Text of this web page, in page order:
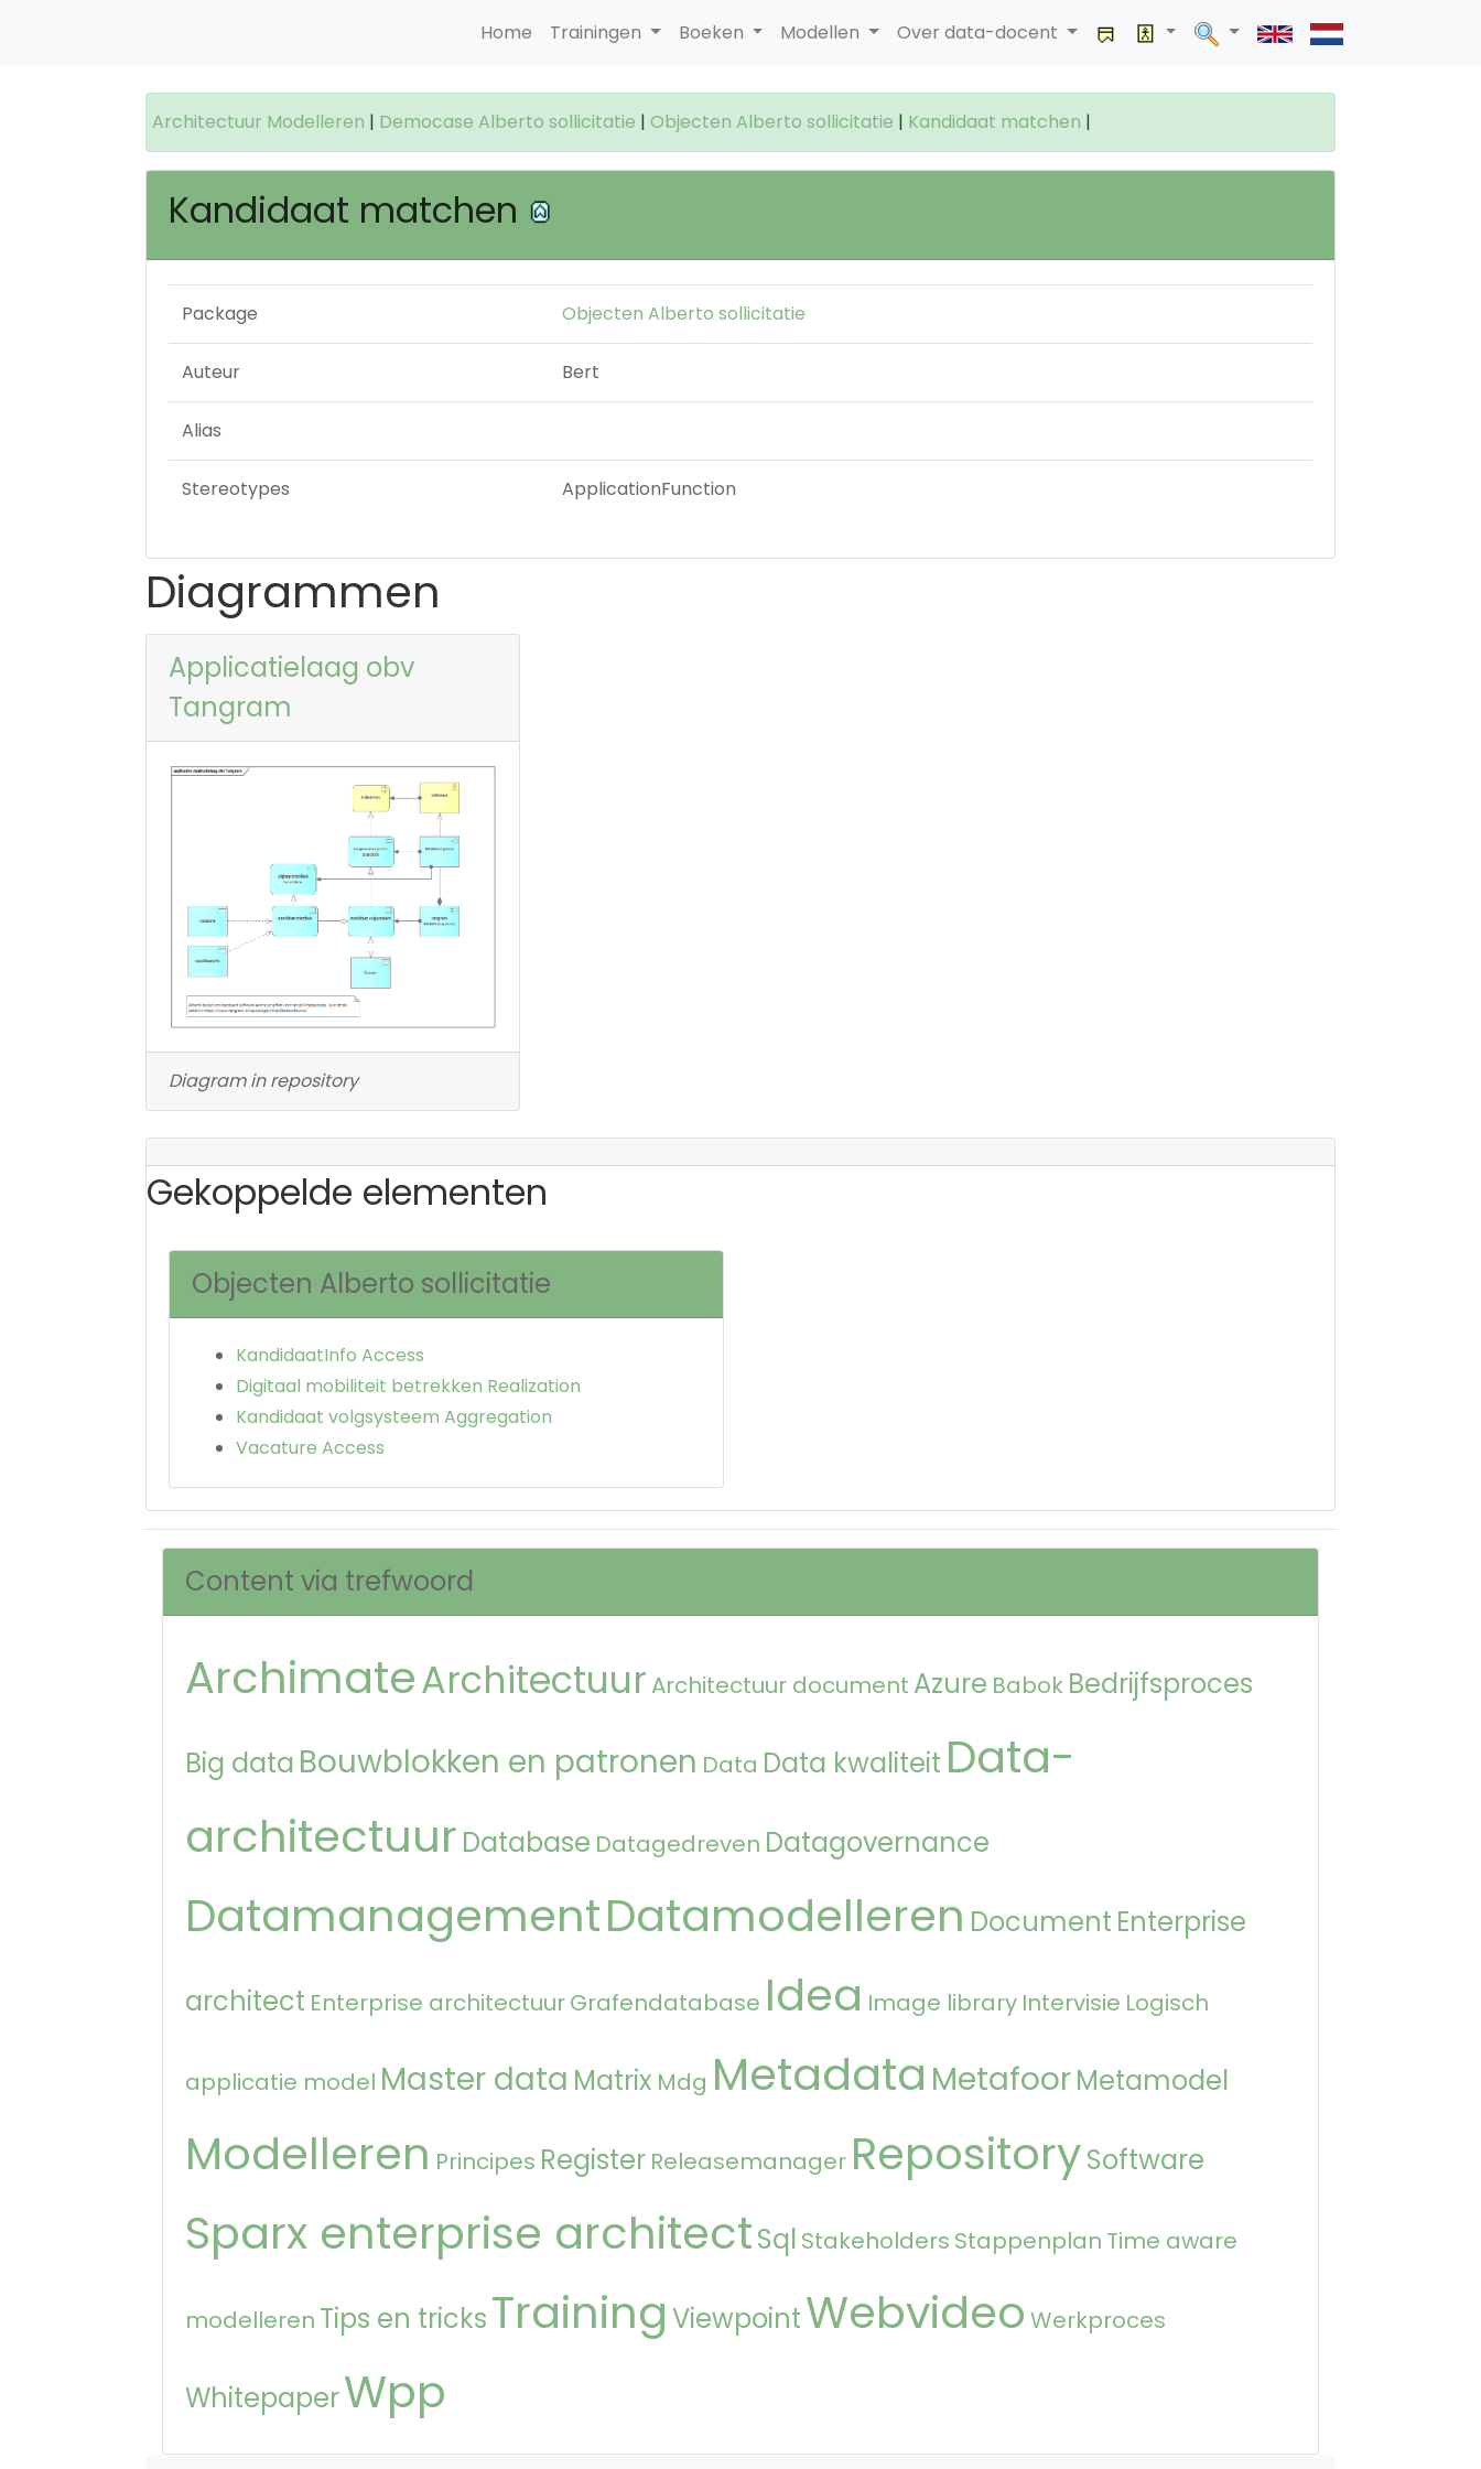
Home Trainingen Boeken Modellen Over data-docent
Architectuur Modelleren | Democase Alberto sollicitatie | Objecten Alberto sollicitatie | Kandidaat matchen |
Kandidaat matchen
Package Objecten Alberto sollicitatie
Auteur Bert
Alias
Stereotypes ApplicationFunction
Diagrammen
Applicatielaag obv
Tangram
Diagram in repository
Gekoppelde elementen
Objecten Alberto sollicitatie
KandidaatInfo Access
Digitaal mobiliteit betrekken Realization
Kandidaat volgsysteem Aggregation
Vacature Access
Content via trefwoord
ArchimateArchitectuur Architectuur document Azure Babok Bedrijfsproces
Big data Bouwblokken en patronen Data Data kwaliteit Data-
architectuur Database Datagedreven Datagovernance
DatamanagementDatamodelleren Document Enterprise
architect Enterprise architectuurGrafendatabase Idea Image library Intervisie Logisch
applicatie model Master data Matrix Mdg Metadata MetafoorMetamodel
Modelleren Principes Register Releasemanager RepositorySoftware
Sparx enterprise architectSql Stakeholders Stappenplan Time aware
modelleren Tips en tricksTraining ViewpointWebvideo Werkproces
WhitepaperWpp